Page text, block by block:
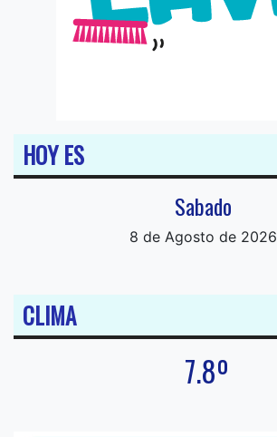
HOY ES
Sabado
8 de Agosto de 2026
CLIMA
7.8º